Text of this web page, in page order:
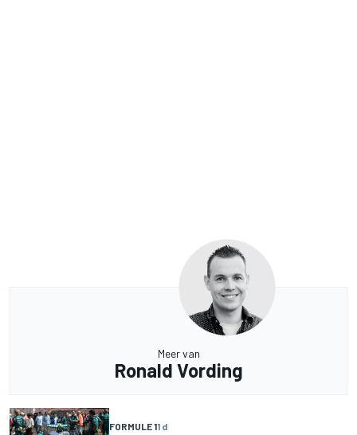
Meer van
Ronald Vording
FORMULE 11 d